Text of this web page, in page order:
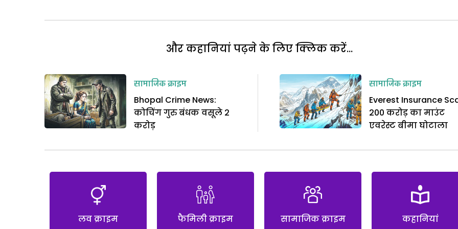
और कहानियां पढ़ने के लिए क्लिक करें...
सामाजिक क्राइम
Bhopal Crime News:
कोचिंग गुरु बंधक वसूले 2
करोड़
सामाजिक क्राइम
Everest Insurance
200 करोड़ का माउंट
एवरेस्ट बीमा घोटाला
लव क्राइम फैमिली क्राइम सामाजिक क्राइम कहानियां